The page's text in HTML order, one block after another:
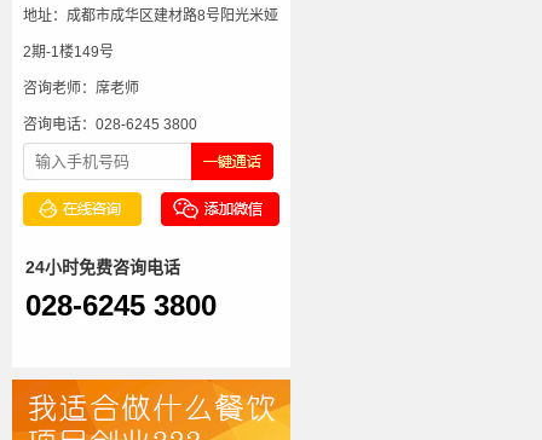
地址：成都市成华区建材路8号阳光米娅
2期-1楼149号
咨询老师：席老师
咨询电话：028-6245 3800
24小时免费咨询电话
028-6245 3800